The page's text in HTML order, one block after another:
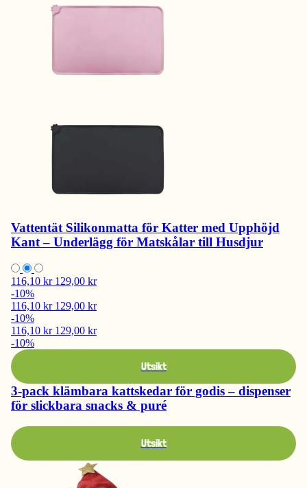
Vattentät Silikonmatta för Katter med Upphöjd
Kant – Underlägg för Matskålar till Husdjur
116,10 kr 129,00 kr
-10%
116,10 kr 129,00 kr
-10%
116,10 kr 129,00 kr
-10%
Utsikt
3-pack klämbara kattskedar för godis – dispenser
för slickbara snacks & puré
Utsikt